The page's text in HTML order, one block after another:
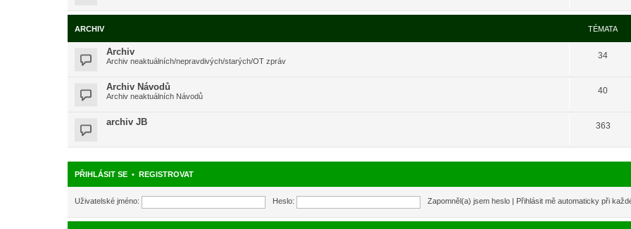
ARCHIV TÉMATA
Archiv
Archiv neaktuálních/nepravdivých/starých/OT zpráv
34
Archiv Návodů
Archiv neaktuálních Návodů
40
archiv JB 363
PŘIHLÁSIT SE • REGISTROVAT
Uživatelské jméno: Heslo: Zapomněl(a) jsem heslo Přihlásit mě automaticky při